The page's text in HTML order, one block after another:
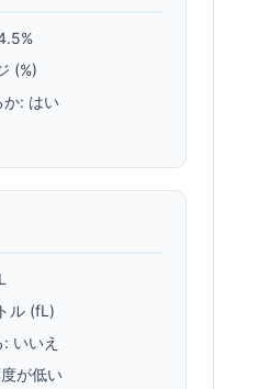
(%)
か: はい
ル (fL)
いいえ
が低い